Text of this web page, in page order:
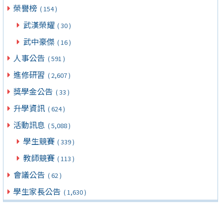
榮譽榜 ( 154 )
武漢榮耀 ( 30 )
武中豪傑 ( 16 )
人事公告 ( 591 )
進修研習 ( 2,607 )
獎學金公告 ( 33 )
升學資訊 ( 624 )
活動訊息 ( 5,088 )
學生競賽 ( 339 )
教師競賽 ( 113 )
會議公告 ( 62 )
學生家長公告 ( 1,630 )